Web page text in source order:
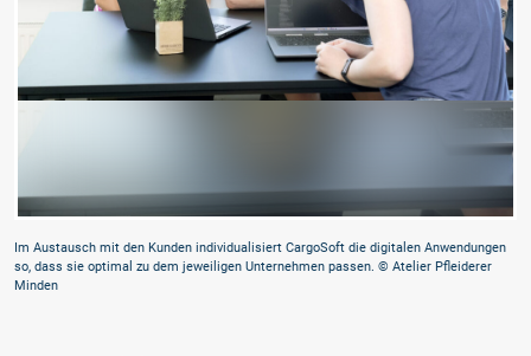
Im Austausch mit den Kunden individualisiert CargoSoft die digitalen Anwendungen
so, dass sie optimal zu dem jeweiligen Unternehmen passen. © Atelier Pfleiderer
Minden